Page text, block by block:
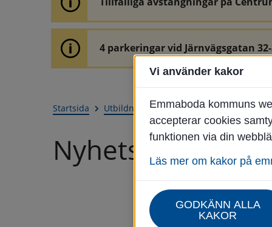
4 parkeringar vid Järnvägsgatan
Startsida Utbildning & barnomsorg Kulturskola
Nyhetsarkiv
Vi använder kakor
Emmaboda kommuns
accepterar cookies
funktionen via din
Läs mer om kakor på
GODKÄNN ALLA
KAKOR